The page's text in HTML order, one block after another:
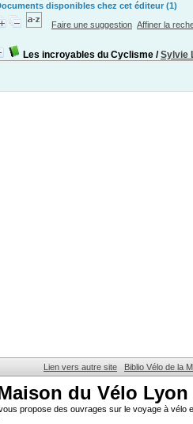
disponibles chez cet éditeur (1)
Faire une suggestion Affiner la
Les incroyables du Cyclisme /Sylvie
Lien vers autre site Biblio Vélo de la
du Vélo Lyon
propose des ouvrages sur le voyage à